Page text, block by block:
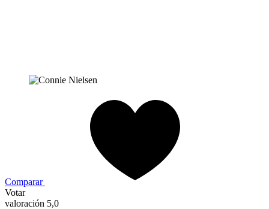
Comparar
Votar
valoración 5,0